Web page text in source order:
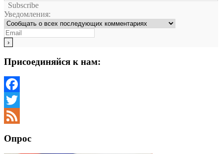
Subscribe
Уведомления:
Присоединяйся к нам:
Facebook
Twitter
Опрос